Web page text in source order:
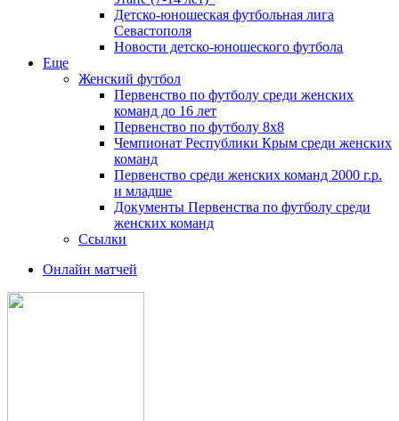
Детско-юношеская футбольная лига
Севастополя
Новости детско-юношеского футбола
Еще
Женский футбол
Первенство по футболу среди женских
команд до 16 лет
Первенство по футболу 8х8
Чемпионат Республики Крым среди женских
команд
Первенство среди женских команд 2000 г.р.
и младше
Документы Первенства по футболу среди
женских команд
Ссылки
Онлайн матчей